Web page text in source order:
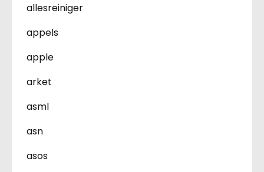
allesreiniger
appels
apple
arket
asml
asn
asos